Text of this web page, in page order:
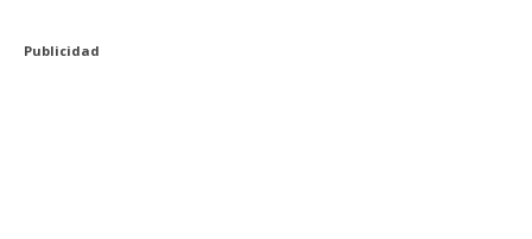
Publicidad